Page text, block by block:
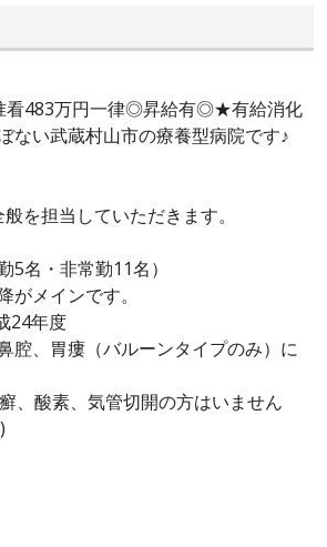
看483万円一律◎昇給有◎★有給消化
ない武蔵村山市の療養型病院です♪
を担当していただきます。
5名・非常勤11名）
がメインです。
24年度
腔、胃瘻（バルーンタイプのみ）に
、酸素、気管切開の方はいません